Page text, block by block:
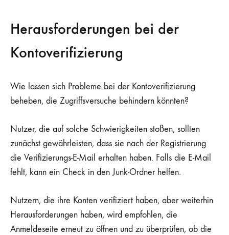
Herausforderungen bei der
Kontoverifizierung
Wie lassen sich Probleme bei der Kontoverifizierung
beheben, die Zugriffsversuche behindern könnten?
Nutzer, die auf solche Schwierigkeiten stoßen, sollten
zunächst gewährleisten, dass sie nach der Registrierung
die Verifizierungs-E-Mail erhalten haben. Falls die E-Mail
fehlt, kann ein Check in den Junk-Ordner helfen.
Nutzern, die ihre Konten verifiziert haben, aber weiterhin
Herausforderungen haben, wird empfohlen, die
Anmeldeseite erneut zu öffnen und zu überprüfen, ob die